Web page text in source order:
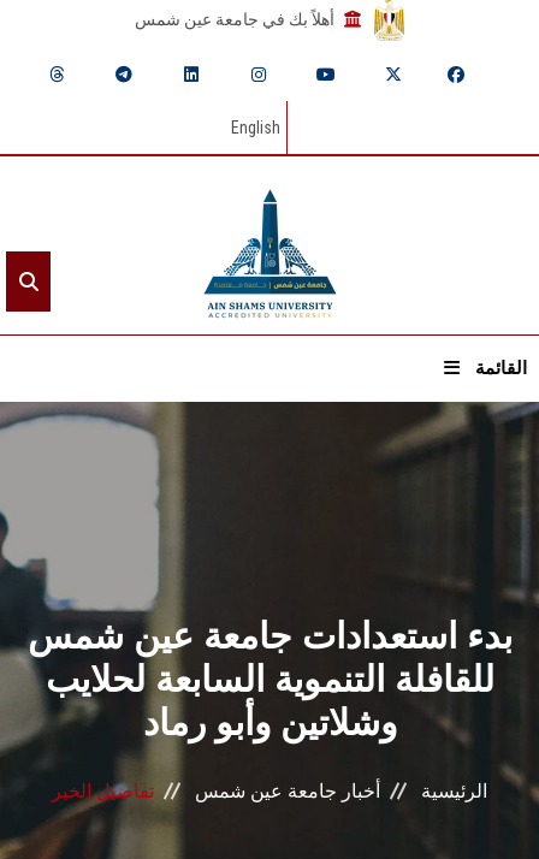
أهلاً بك في جامعة عين شمس
English
القائمة
الرئيسيـة
القطاعـات
الشئون الأكاديمية
البحث العلمي
المراكز والوحدات
بدء استعدادات جامعة عين شمس
للقافلة التنموية السابعة لحلايب
وشلاتين وأبو رماد
الرئيسية أخبار جامعة عين شمس تفاصيل الخبر